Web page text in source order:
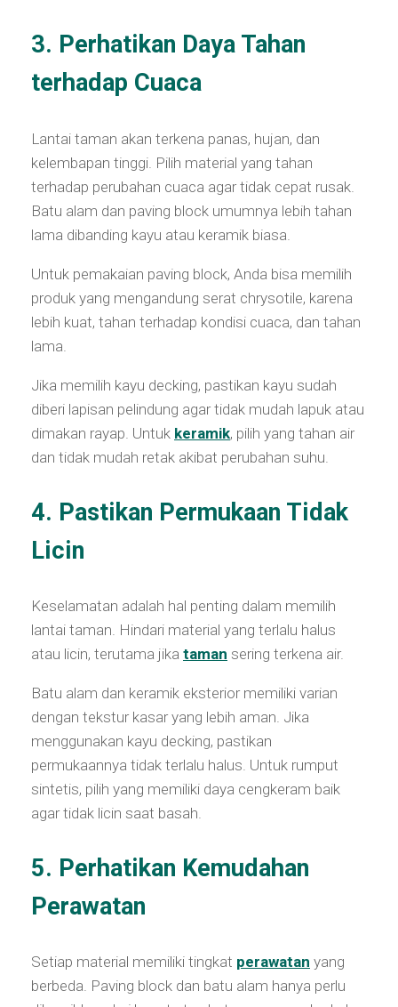
3. Perhatikan Daya Tahan
terhadap Cuaca
Lantai taman akan terkena panas, hujan, dan
kelembapan tinggi. Pilih material yang tahan
terhadap perubahan cuaca agar tidak cepat rusak.
Batu alam dan paving block umumnya lebih tahan
lama dibanding kayu atau keramik biasa.
Untuk pemakaian paving block, Anda bisa memilih
produk yang mengandung serat chrysotile, karena
lebih kuat, tahan terhadap kondisi cuaca, dan tahan
lama.
Jika memilih kayu decking, pastikan kayu sudah
diberi lapisan pelindung agar tidak mudah lapuk atau
dimakan rayap. Untuk keramik, pilih yang tahan air
dan tidak mudah retak akibat perubahan suhu.
4. Pastikan Permukaan Tidak
Licin
Keselamatan adalah hal penting dalam memilih
lantai taman. Hindari material yang terlalu halus
atau licin, terutama jika taman sering terkena air.
Batu alam dan keramik eksterior memiliki varian
dengan tekstur kasar yang lebih aman. Jika
menggunakan kayu decking, pastikan
permukaannya tidak terlalu halus. Untuk rumput
sintetis, pilih yang memiliki daya cengkeram baik
agar tidak licin saat basah.
5. Perhatikan Kemudahan
Perawatan
Setiap material memiliki tingkat perawatan yang
berbeda. Paving block dan batu alam hanya perlu